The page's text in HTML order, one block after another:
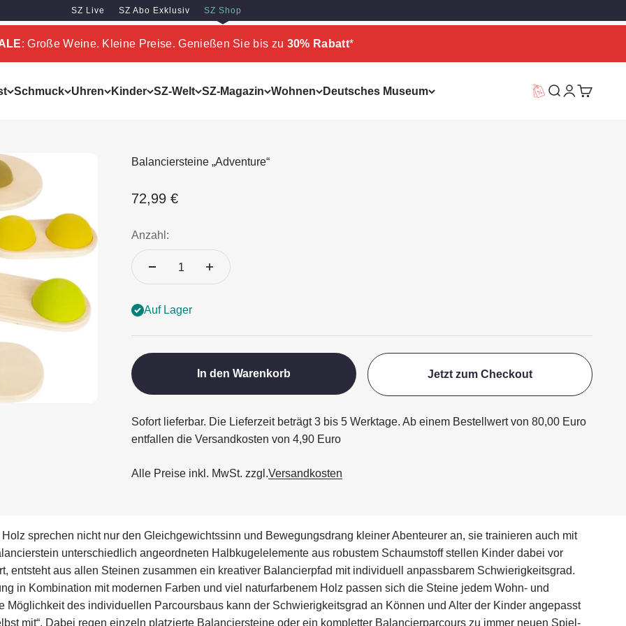
SZ Live SZ Abo Exklusiv SZ Shop
: Große Weine. Kleine Preise. Genießen Sie bis zu 30% Rabatt*
Schmuck Uhren Kinder SZ-Welt SZ-Magazin Wohnen Deutsches Museum Vorteilswelt
Suche
Balanciersteine „Adventure“
Angebot
72,99 €
Anzahl:
Auf Lager
In den Warenkorb Jetzt zum Checkout
Sofort lieferbar. Die Lieferzeit beträgt 3 bis 5 Werktage. Ab einem Bestellwert von 80,00 Euro
entfallen die Versandkosten von 4,90 Euro
Alle Preise inkl. MwSt. zzgl.Versandkosten
sprechen nicht nur den Gleichgewichtssinn und Bewegungsdrang kleiner Abenteurer an, sie trainieren auch mit
unterschiedlich angeordneten Halbkugelelemente aus robustem Schaumstoff stellen Kinder dabei vor
entsteht aus allen Steinen zusammen ein kreativer Balancierpfad mit individuell anpassbarem Schwierigkeitsgrad.
in Kombination mit modernen Farben und viel naturfarbenem Holz passen sich die Steine jedem Wohn- und
Möglichkeit des individuellen Parcoursbaus kann der Schwierigkeitsgrad an Können und Alter der Kinder angepasst
mit“. Dabei regen einzeln platzierte Balanciersteine oder ein kompletter Balancierparcours zu immer neuen Spiel-